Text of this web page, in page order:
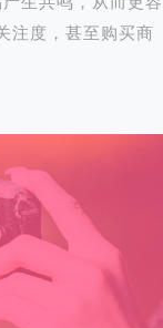
注度，甚至购买商